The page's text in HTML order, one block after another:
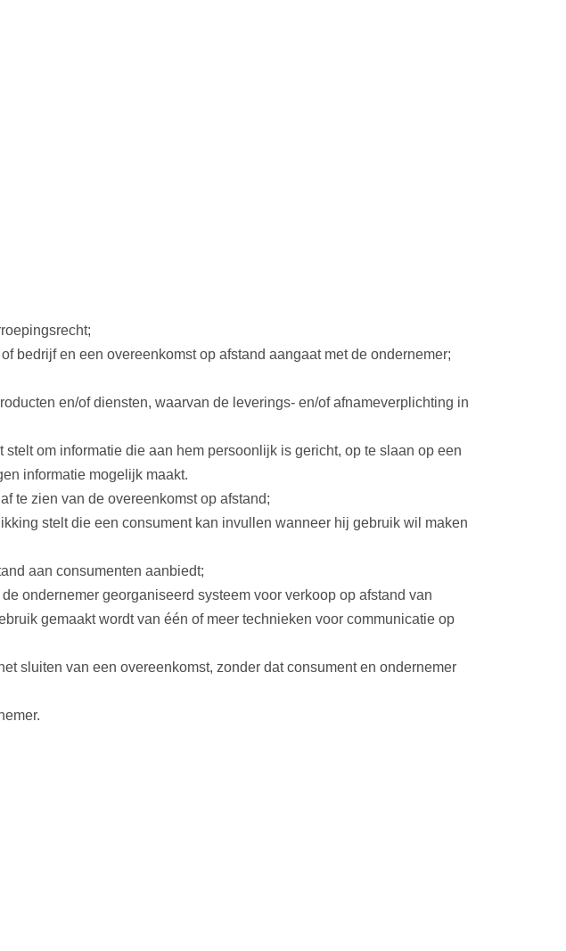
bedrijf en een overeenkomst op afstand aangaat met de ondernemer;
en/of diensten, waarvan de leverings- en/of afnameverplichting in
om informatie die aan hem persoonlijk is gericht, op te slaan op een
informatie mogelijk maakt.
te zien van de overeenkomst op afstand;
stelt die een consument kan invullen wanneer hij gebruik wil maken
aan consumenten aanbiedt;
ondernemer georganiseerd systeem voor verkoop op afstand van
gemaakt wordt van één of meer technieken voor communicatie op
sluiten van een overeenkomst, zonder dat consument en ondernemer